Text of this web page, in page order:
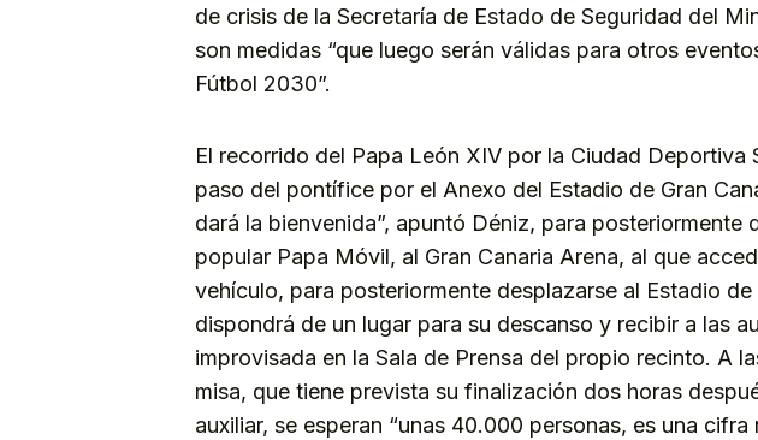
de crisis de la Secretaría de Estado de Seguridad del
son medidas “que luego serán válidas para otros
Fútbol 2030”.
El recorrido del Papa León XIV por la Ciudad Deportiva
paso del pontífice por el Anexo del Estadio de Gran
dará la bienvenida”, apuntó Déniz, para posteriormente
popular Papa Móvil, al Gran Canaria Arena, al que
vehículo, para posteriormente desplazarse al Estadio de
dispondrá de un lugar para su descanso y recibir a las
improvisada en la Sala de Prensa del propio recinto. A
misa, que tiene prevista su finalización dos horas
auxiliar, se esperan “unas 40.000 personas, es una cifra